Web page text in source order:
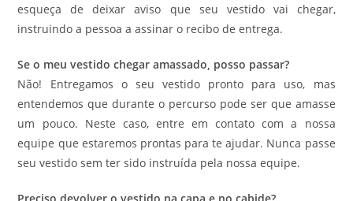
esqueça de deixar aviso que seu vestido vai chegar,
instruindo a pessoa a assinar o recibo de entrega.
Se o meu vestido chegar amassado, posso passar?
Não! Entregamos o seu vestido pronto para uso, mas
entendemos que durante o percurso pode ser que amasse
um pouco. Neste caso, entre em contato com a nossa
equipe que estaremos prontas para te ajudar. Nunca passe
seu vestido sem ter sido instruída pela nossa equipe.